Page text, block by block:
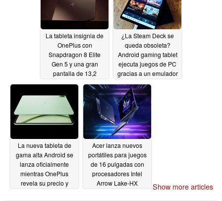
La tableta insignia de
OnePlus con
Snapdragon 8 Elite
Gen 5 y una gran
pantalla de 13,2
pulgadas ya está
disponible en la India
05/06/2026
¿La Steam Deck se
queda obsoleta?
Android gaming tablet
ejecuta juegos de PC
gracias a un emulador
05/04/2026
La nueva tableta de
gama alta Android se
lanza oficialmente
mientras OnePlus
revela su precio y
Acer lanza nuevos
portátiles para juegos
de 16 pulgadas con
procesadores Intel
Arrow Lake-HX
Show more articles